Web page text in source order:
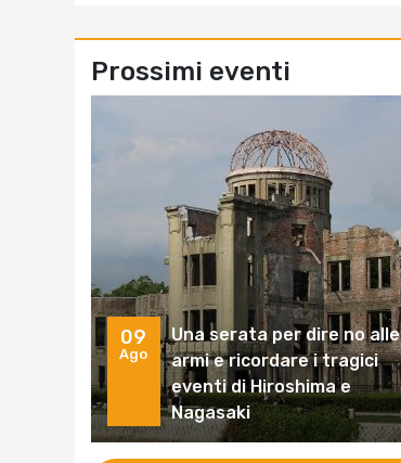
Prossimi eventi
09
Ago
Una serata per dire no alle
armi e ricordare i tragici
eventi di Hiroshima e
Nagasaki